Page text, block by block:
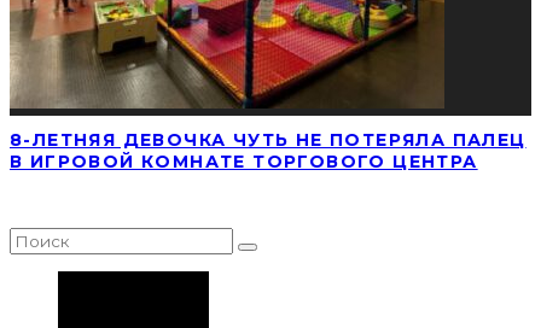
8-ЛЕТНЯЯ ДЕВОЧКА ЧУТЬ НЕ ПОТЕРЯЛА ПАЛЕЦ
В ИГРОВОЙ КОМНАТЕ ТОРГОВОГО ЦЕНТРА